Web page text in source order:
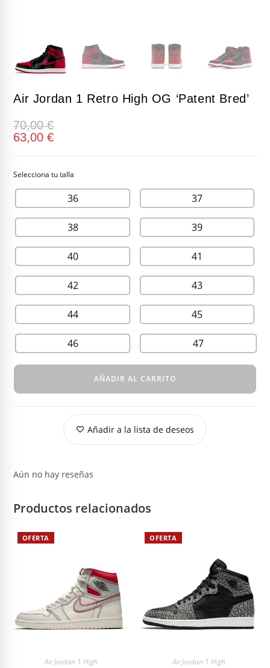
Air Jordan 1 Retro High OG ‘Patent Bred’
70,00€
63,00€
36 37
38 39
40 41
42 43
44 45
46 47
AÑADIR AL CARRITO
Añadir a la lista de deseos
Aún no hay reseñas
Productos relacionados
OFERTA
Air Jordan 1 High
OFERTA
Air Jordan 1 High